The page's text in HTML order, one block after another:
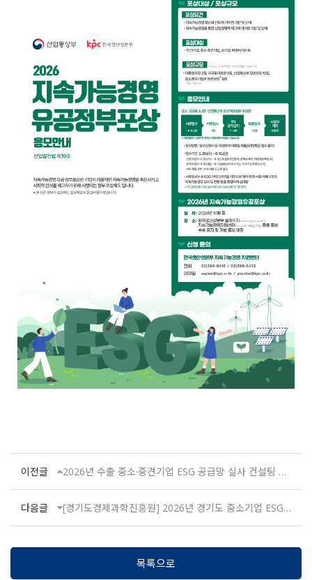
이전글 2026년 수출 중소·중견기업 ESG 공급망 실사 컨설팅 용역
다음글 [경기도경제과학진흥원] 2026년 경기도 중소기업 ESG진단평가 및 개선지원 참여기업 모집
목록으로